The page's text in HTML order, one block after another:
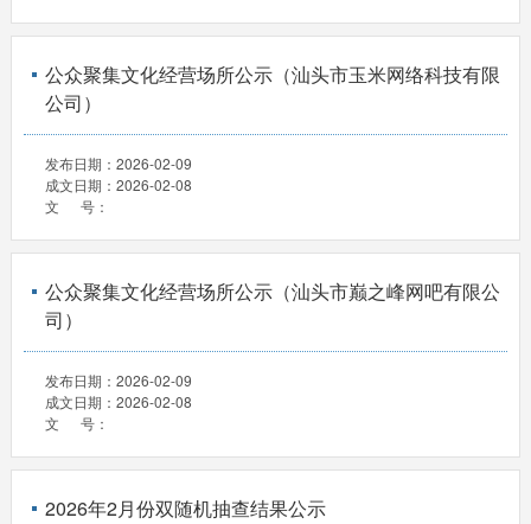
公众聚集文化经营场所公示（汕头市玉米网络科技有限
公司）
发布日期： 2026-02-09
成文日期： 2026-02-08
文 号：
公众聚集文化经营场所公示（汕头市巅之峰网吧有限公
司）
发布日期： 2026-02-09
成文日期： 2026-02-08
文 号：
2026年2月份双随机抽查结果公示